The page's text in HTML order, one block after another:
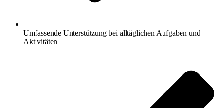
Umfassende Unterstützung bei alltäglichen Aufgaben und
Aktivitäten